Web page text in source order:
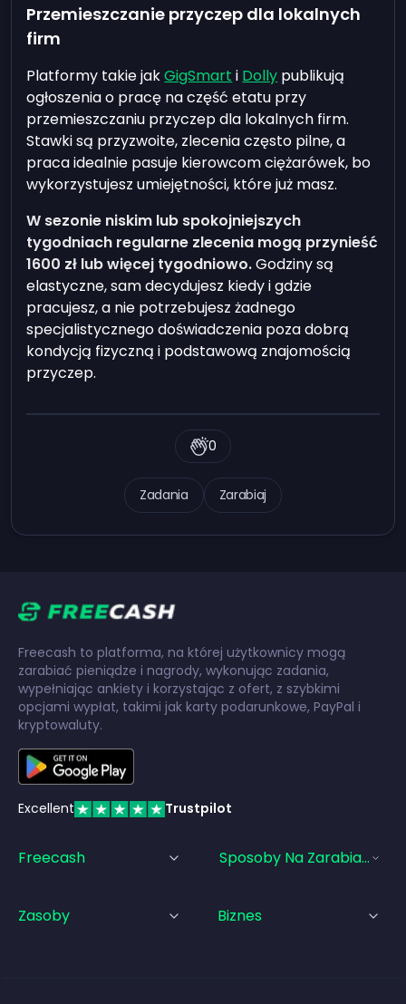
Przemieszczanie przyczep dla lokalnych
firm
Platformy takie jakGigSmart i Dolly publikują
ogłoszenia o pracę na część etatu przy
przemieszczaniu przyczep dla lokalnych firm.
Stawki są przyzwoite, zlecenia często pilne, a
praca idealnie pasuje kierowcom ciężarówek, bo
wykorzystujesz umiejętności, które już masz.
W sezonie niskim lub spokojniejszych
tygodniach regularne zlecenia mogą przynieść
1600 zł lub więcej tygodniowo.Godziny są
elastyczne, sam decydujesz kiedy i gdzie
pracujesz, a nie potrzebujesz żadnego
specjalistycznego doświadczenia poza dobrą
kondycją fizyczną i podstawową znajomością
przyczep.
Zadania Zarabiaj
0
Freecash to platforma, na której użytkownicy mogą
zarabiać pieniądze i nagrody, wykonując zadania,
wypełniając ankiety i korzystając z ofert, z szybkimi
opcjami wypłat, takimi jak karty podarunkowe, PayPal i
kryptowaluty.
Excellent Trustpilot
Freecash Sposoby Na Zarabianie
Zasoby Biznes